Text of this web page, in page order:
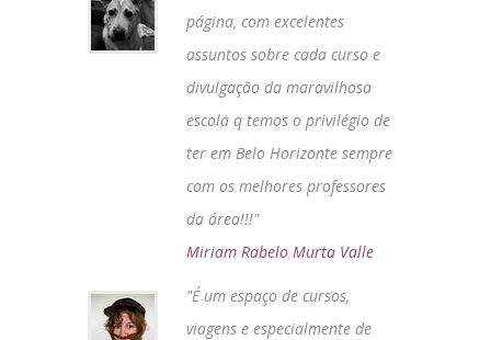
página, com excelentes
assuntos sobre cada curso e
divulgação da maravilhosa
escola q temos o privilégio de
ter em Belo Horizonte sempre
com os melhores professores
da área!!!"
Miriam Rabelo Murta Valle
"É um espaço de cursos,
viagens e especialmente de